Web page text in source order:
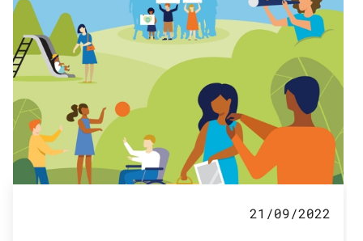
21/09/2022